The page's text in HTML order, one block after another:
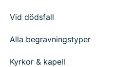
Vid dödsfall
Alla begravningstyper
Kyrkor & kapell